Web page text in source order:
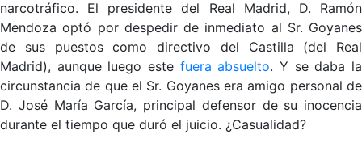
narcotráfico. El presidente del Real Madrid, D. Ramón
Mendoza optó por despedir de inmediato al Sr. Goyanes
de sus puestos como directivo del Castilla (del Real
Madrid), aunque luego este fuera absuelto. Y se daba la
circunstancia de que el Sr. Goyanes era amigo personal de
D. José María García, principal defensor de su inocencia
durante el tiempo que duró el juicio. ¿Casualidad?